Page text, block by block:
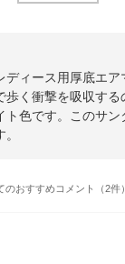
ィース用厚底エ
く衝撃を吸収す
色です。このサ
のおすすめコメント（2件）